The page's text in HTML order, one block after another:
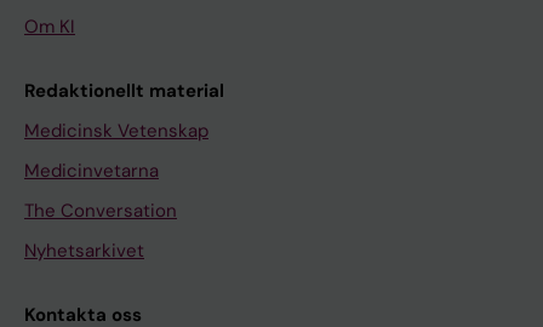
Om KI
Redaktionellt material
Medicinsk Vetenskap
Medicinvetarna
The Conversation
Nyhetsarkivet
Kontakta oss